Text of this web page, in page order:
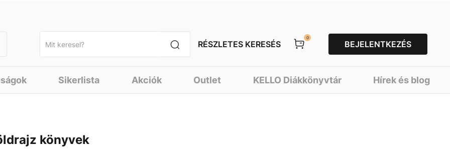
RÉSZLETES KERESÉS
0
BEJELENTKEZÉS
Sikerlista Akciók Outlet KELLO Diákkönyvtár Hírek és blog
könyvek